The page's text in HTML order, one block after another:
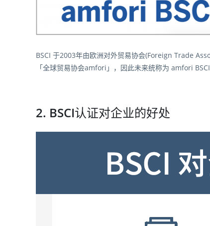
BSCI 于2003年由欧洲对外贸易协会(Foreign Trade
「全球贸易协会amfori」，因此未来统称为 amfori
2. BSCI认证对企业的好处